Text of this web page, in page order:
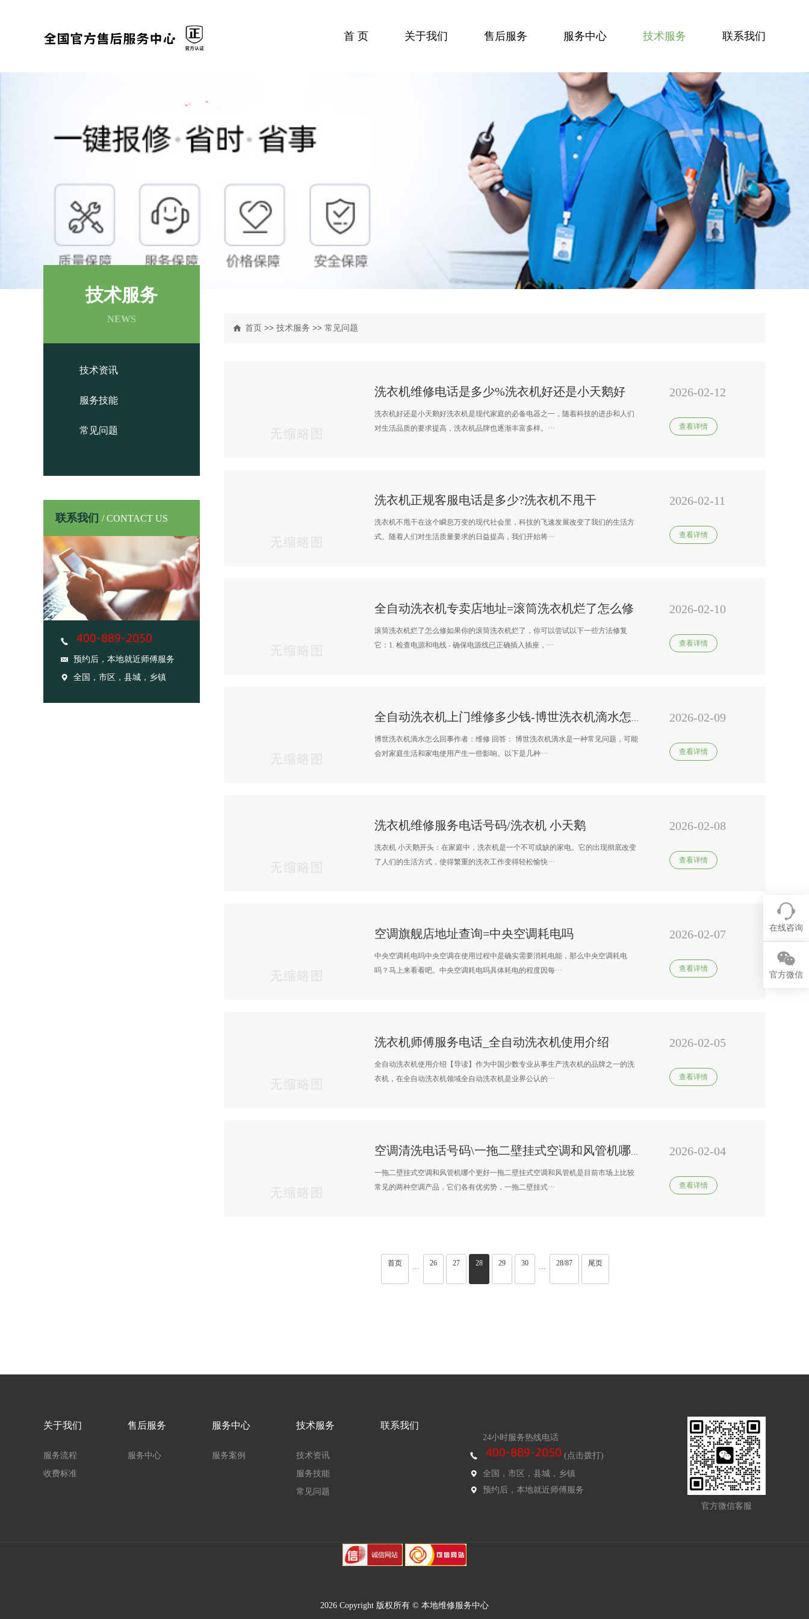
首 页 关于我们 售后服务 服务中心 技术服务 联系我们
技术服务
NEWS
技术资讯
服务技能
常见问题
联系我们 / CONTACT US
预约后，本地就近师傅服务
全国，市区，县城，乡镇
首页 >> 技术服务 >> 常见问题
洗衣机维修电话是多少%洗衣机好还是小天鹅好
洗衣机好还是小天鹅好洗衣机是现代家庭的必备电器之一，随着科技的进步和人们
对生活品质的要求提高，洗衣机品牌也逐渐丰富多样。···
2026-02-12
查看详情
洗衣机正规客服电话是多少?洗衣机不甩干
洗衣机不甩干在这个瞬息万变的现代社会里，科技的飞速发展改变了我们的生活方
式。随着人们对生活质量要求的日益提高，我们开始将···
2026-02-11
查看详情
全自动洗衣机专卖店地址=滚筒洗衣机烂了怎么修
滚筒洗衣机烂了怎么修如果你的滚筒洗衣机烂了，你可以尝试以下一些方法修复
它：1. 检查电源和电线 - 确保电源线已正确插入插座，···
2026-02-10
查看详情
全自动洗衣机上门维修多少钱-博世洗衣机滴水怎么回事
博世洗衣机滴水怎么回事作者：维修 回答： 博世洗衣机滴水是一种常见问题，可能
会对家庭生活和家电使用产生一些影响。以下是几种···
2026-02-09
查看详情
洗衣机维修服务电话号码/洗衣机 小天鹅
洗衣机 小天鹅开头：在家庭中，洗衣机是一个不可或缺的家电。它的出现彻底改变
了人们的生活方式，使得繁重的洗衣工作变得轻松愉快···
2026-02-08
查看详情
空调旗舰店地址查询=中央空调耗电吗
中央空调耗电吗中央空调在使用过程中是确实需要消耗电能，那么中央空调耗电
吗？马上来看看吧。中央空调耗电吗具体耗电的程度因每···
2026-02-07
查看详情
洗衣机师傅服务电话_全自动洗衣机使用介绍
全自动洗衣机使用介绍【导读】作为中国少数专业从事生产洗衣机的品牌之一的洗
衣机，在全自动洗衣机领域全自动洗衣机是业界公认的···
2026-02-05
查看详情
空调清洗电话号码\一拖二壁挂式空调和风管机哪个更好
一拖二壁挂式空调和风管机哪个更好一拖二壁挂式空调和风管机是目前市场上比较
常见的两种空调产品，它们各有优劣势，一拖二壁挂式···
2026-02-04
查看详情
首页
···
26 27 28 29 30
···
28/87 尾页
关于我们
服务流程
收费标准
售后服务
服务中心
服务中心
服务案例
技术服务
技术资讯
服务技能
常见问题
联系我们
24小时服务热线电话
(点击拨打)
全国，市区，县城，乡镇
预约后，本地就近师傅服务
官方微信客服
2026 Copyright 版权所有 © 本地维修服务中心
在线咨询
官方微信